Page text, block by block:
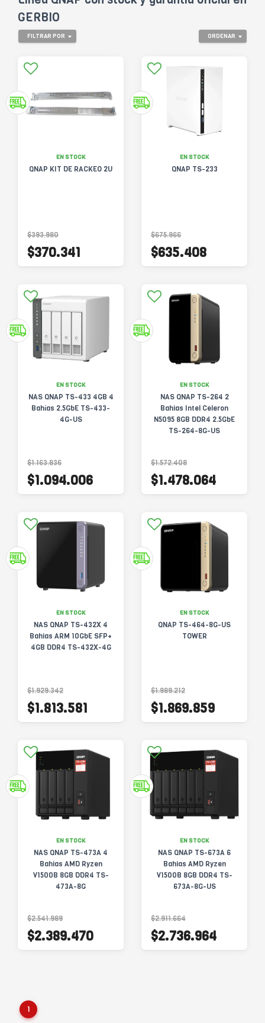
GERBIO
ORDENAR
FILTRAR POR
EN STOCK
QNAP KIT DE RACKEO 2U
$393.980
$370.341
EN STOCK
QNAP TS-233
$675.966
$635.408
EN STOCK
NAS QNAP TS-433 4GB 4
Bahías 2.5GbE TS-433-
4G-US
$1.163.836
$1.094.006
EN STOCK
NAS QNAP TS-264 2
Bahias Intel Celeron
N5095 8GB DDR4 2.5GbE
TS-264-8G-US
$1.572.408
$1.478.064
EN STOCK
NAS QNAP TS-432X 4
Bahias ARM 10GbE SFP+
4GB DDR4 TS-432X-4G
$1.929.342
$1.813.581
EN STOCK
QNAP TS-464-8G-US
TOWER
$1.989.212
$1.869.859
EN STOCK
NAS QNAP TS-473A 4
Bahias AMD Ryzen
V1500B 8GB DDR4 TS-
473A-8G
$2.541.989
$2.389.470
EN STOCK
NAS QNAP TS-673A 6
Bahias AMD Ryzen
V1500B 8GB DDR4 TS-
673A-8G-US
$2.911.664
$2.736.964
1